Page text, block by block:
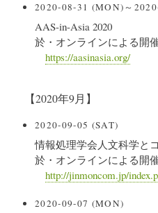
2020-08-31 (MON)～
AAS-in-Asia 2020
於・オンラインによる開
https://aasinasia.org/
【2020年9月】
2020-09-05 (SAT)
情報処理学会人文科学と
於・オンラインによる開
http://jinmoncom.jp/
2020-09-07 (MON)